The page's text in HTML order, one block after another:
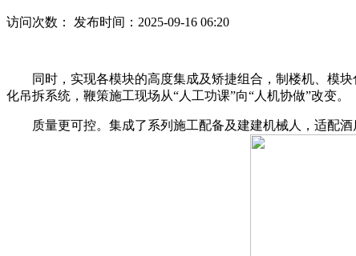
访问次数： 发布时间：2025-09-16 06:20
同时，实现各模块的高度集成及矫捷组合，制楼机、模块
化吊拆系统，鞭策施工现场从“人工功课”向“人机协做”改变。
质量更可控。集成了系列施工配备及建建机械人，适配酒